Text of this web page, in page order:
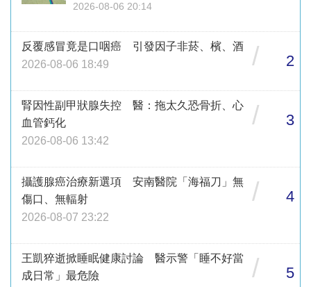
2026-08-06 20:14
反覆感冒竟是口咽癌 引發因子非菸、檳、酒
2026-08-06 18:49
/ 2
腎因性副甲狀腺失控 醫：拖太久恐骨折、心
血管鈣化
2026-08-06 13:42
/ 3
攝護腺癌治療新選項 安南醫院「海福刀」無
傷口、無輻射
2026-08-07 23:22
/ 4
王凱猝逝掀睡眠健康討論 醫示警「睡不好當
成日常」最危險
/ 5